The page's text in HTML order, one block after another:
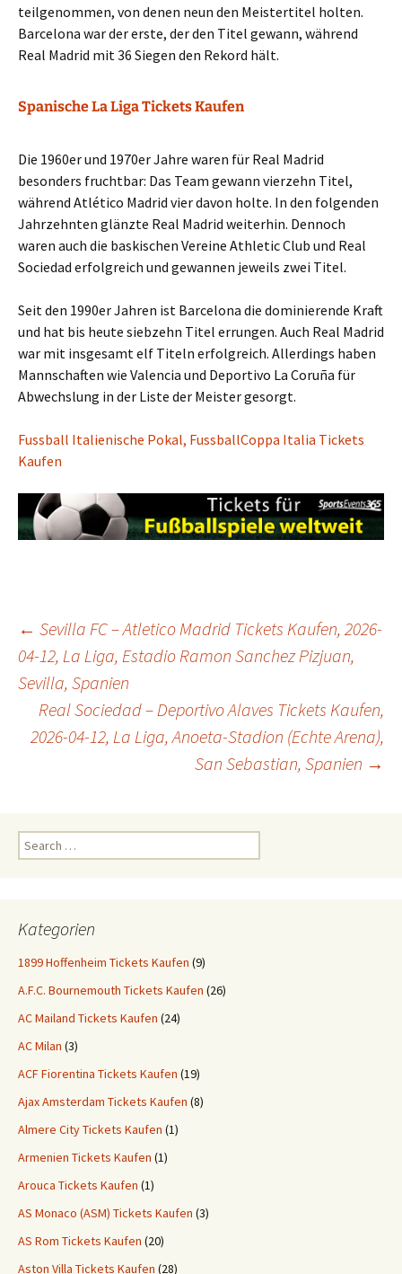
teilgenommen, von denen neun den Meistertitel holten.
Barcelona war der erste, der den Titel gewann, während
Real Madrid mit 36 Siegen den Rekord hält.
Spanische La Liga Tickets Kaufen
Die 1960er und 1970er Jahre waren für Real Madrid
besonders fruchtbar: Das Team gewann vierzehn Titel,
während Atlético Madrid vier davon holte. In den folgenden
Jahrzehnten glänzte Real Madrid weiterhin. Dennoch
waren auch die baskischen Vereine Athletic Club und Real
Sociedad erfolgreich und gewannen jeweils zwei Titel.
Seit den 1990er Jahren ist Barcelona die dominierende Kraft
und hat bis heute siebzehn Titel errungen. Auch Real Madrid
war mit insgesamt elf Titeln erfolgreich. Allerdings haben
Mannschaften wie Valencia und Deportivo La Coruña für
Abwechslung in der Liste der Meister gesorgt.
Fussball Italienische Pokal, FussballCoppa Italia Tickets
Kaufen
Post
navigation
← Sevilla FC – Atletico Madrid Tickets Kaufen, 2026-
04-12, La Liga, Estadio Ramon Sanchez Pizjuan,
Sevilla, Spanien
Real Sociedad – Deportivo Alaves Tickets Kaufen,
2026-04-12, La Liga, Anoeta-Stadion (Echte Arena),
San Sebastian, Spanien →
Search
for:
Kategorien
1899 Hoffenheim Tickets Kaufen (9)
A.F.C. Bournemouth Tickets Kaufen (26)
AC Mailand Tickets Kaufen (24)
AC Milan (3)
ACF Fiorentina Tickets Kaufen (19)
Ajax Amsterdam Tickets Kaufen (8)
Almere City Tickets Kaufen (1)
Armenien Tickets Kaufen (1)
Arouca Tickets Kaufen (1)
AS Monaco (ASM) Tickets Kaufen (3)
AS Rom Tickets Kaufen (20)
Aston Villa Tickets Kaufen (28)